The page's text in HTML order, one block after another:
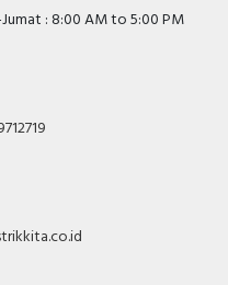
: 8:00 AM to 5:00 PM